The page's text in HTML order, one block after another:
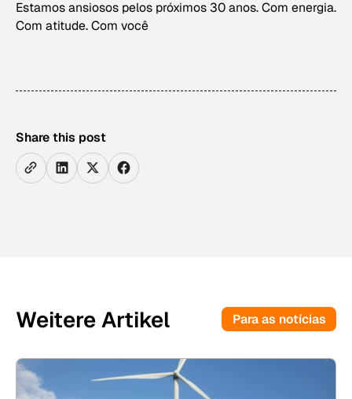
Estamos ansiosos pelos próximos 30 anos. Com energia.
Com atitude. Com você
Share this post
Weitere Artikel Para as notícias